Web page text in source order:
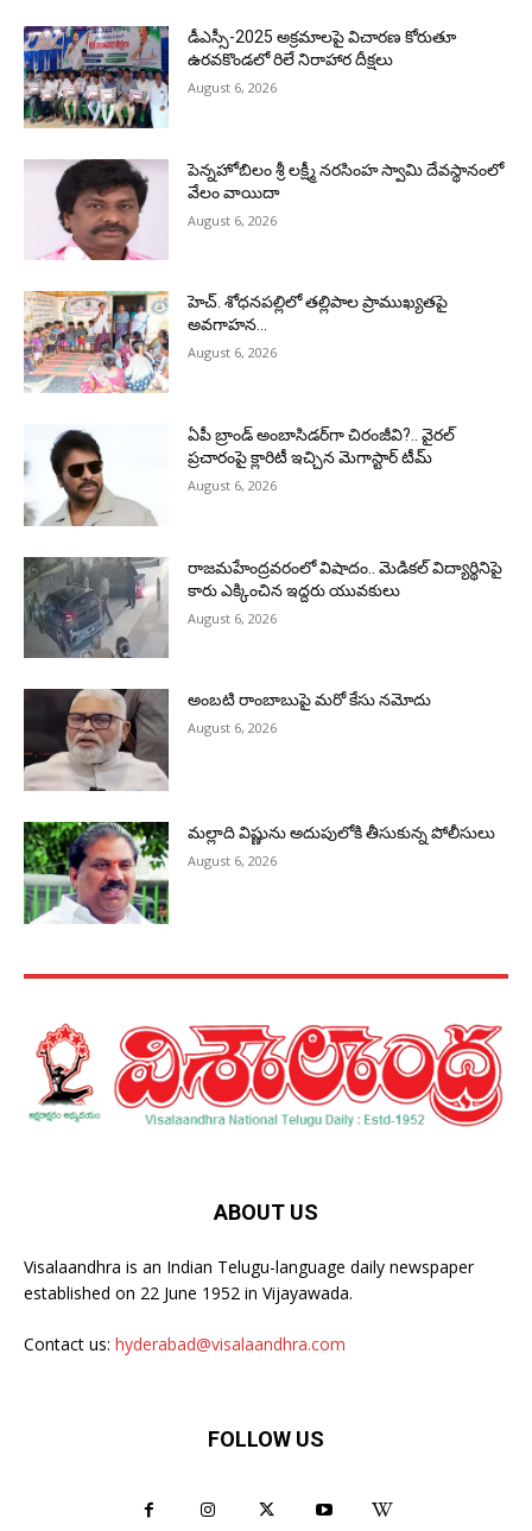
డీఎస్సీ-2025 అక్రమాలపై విచారణ కోరుతూ
ఉరవకొండలో రిలే నిరాహార దీక్షలు
August 6, 2026
పెన్నహోబిలం శ్రీ లక్ష్మీ నరసింహ స్వామి దేవస్థానంలో
వేలం వాయిదా
August 6, 2026
హెచ్. శోధనపల్లిలో తల్లిపాల ప్రాముఖ్యతపై
అవగాహన…
August 6, 2026
ఏపీ బ్రాండ్ అంబాసిడర్‌గా చిరంజీవి?.. వైరల్
ప్రచారంపై క్లారిటీ ఇచ్చిన మెగాస్టార్ టీమ్
August 6, 2026
రాజమహేంద్రవరంలో విషాదం.. మెడికల్ విద్యార్థినిపై
కారు ఎక్కించిన ఇద్దరు యువకులు
August 6, 2026
అంబటి రాంబాబుపై మరో కేసు నమోదు
August 6, 2026
మల్లాది విష్ణును అదుపులోకి తీసుకున్న పోలీసులు
August 6, 2026
ABOUT US
Visalaandhra is an Indian Telugu-language daily newspaper
established on 22 June 1952 in Vijayawada.
Contact us: hyderabad@visalaandhra.com
FOLLOW US